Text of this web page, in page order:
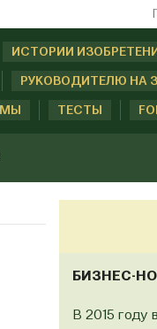
ИСТОРИИ
РУКОВОДИТЕЛЮ НА
ТЕСТЫ
БИЗНЕС-
В 2015 году